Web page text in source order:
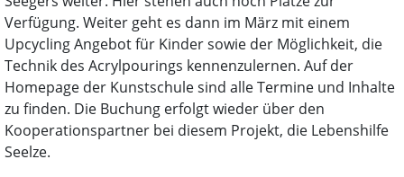
Verfügung. Weiter geht es dann im März mit einem
Upcycling Angebot für Kinder sowie der Möglichkeit, die
Technik des Acrylpourings kennenzulernen. Auf der
Homepage der Kunstschule sind alle Termine und Inhalte
zu finden. Die Buchung erfolgt wieder über den
Kooperationspartner bei diesem Projekt, die Lebenshilfe
Seelze.